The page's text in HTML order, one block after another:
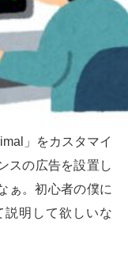
」をカスタマイ
スの広告を設置し
ぁ。初心者の僕に
説明して欲しいな